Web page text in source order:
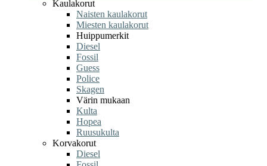
Kaulakorut
Naisten kaulakorut
Miesten kaulakorut
Huippumerkit
Diesel
Fossil
Guess
Police
Skagen
Värin mukaan
Kulta
Hopea
Ruusukulta
Korvakorut
Diesel